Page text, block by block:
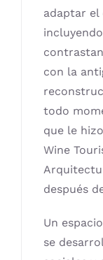
adaptar el
con la
todo
que le
Wine
después
Un
se